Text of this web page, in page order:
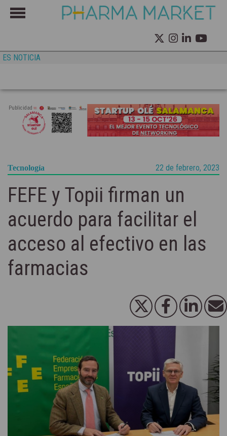
ES NOTICIA
Publicidad
Tecnología 22 de febrero, 2023
FEFE y Topii firman un
acuerdo para facilitar el
acceso al efectivo en las
farmacias